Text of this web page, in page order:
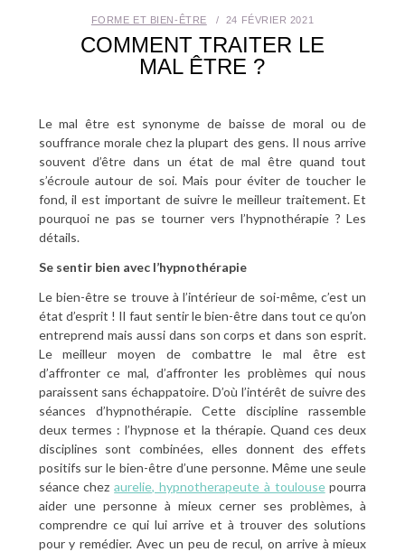
FORME ET BIEN-ÊTRE 24 FÉVRIER 2021
COMMENT TRAITER LE
MAL ÊTRE ?
Le mal être est synonyme de baisse de moral ou de
souffrance morale chez la plupart des gens. Il nous arrive
souvent d’être dans un état de mal être quand tout
s’écroule autour de soi. Mais pour éviter de toucher le
fond, il est important de suivre le meilleur traitement. Et
pourquoi ne pas se tourner vers l’hypnothérapie ? Les
détails.
Se sentir bien avec l’hypnothérapie
Le bien-être se trouve à l’intérieur de soi-même, c’est un
état d’esprit ! Il faut sentir le bien-être dans tout ce qu’on
entreprend mais aussi dans son corps et dans son esprit.
Le meilleur moyen de combattre le mal être est
d’affronter ce mal, d’affronter les problèmes qui nous
paraissent sans échappatoire. D’où l’intérêt de suivre des
séances d’hypnothérapie. Cette discipline rassemble
deux termes : l’hypnose et la thérapie. Quand ces deux
disciplines sont combinées, elles donnent des effets
positifs sur le bien-être d’une personne. Même une seule
séance chezaurelie, hypnotherapeute à toulousepourra
aider une personne à mieux cerner ses problèmes, à
comprendre ce qui lui arrive et à trouver des solutions
pour y remédier. Avec un peu de recul, on arrive à mieux